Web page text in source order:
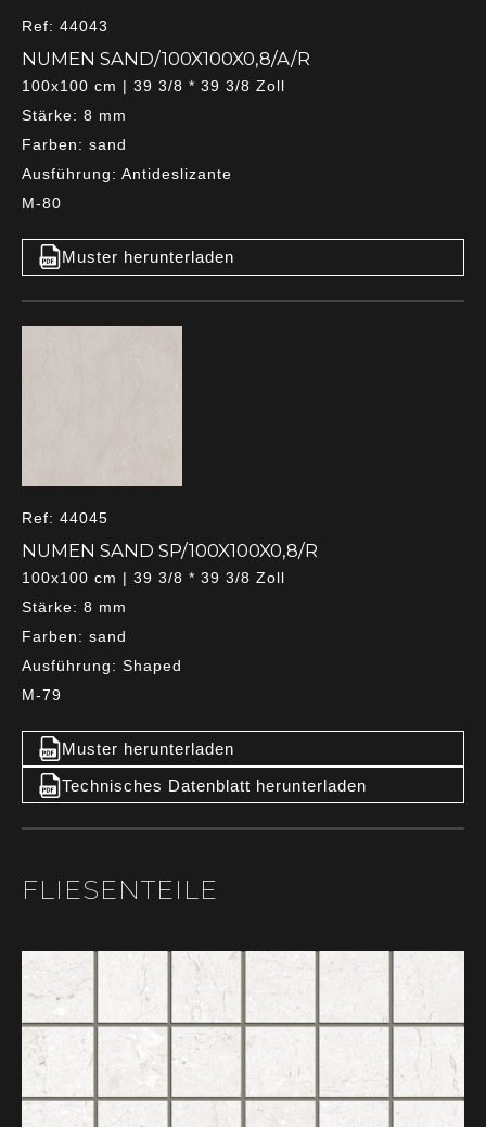
Ref: 44043
NUMEN SAND/100X100X0,8/A/R
100x100 cm | 39 3/8 * 39 3/8 Zoll
Stärke: 8 mm
Farben: sand
Ausführung: Antideslizante
M-80
Muster herunterladen
Ref: 44045
NUMEN SAND SP/100X100X0,8/R
100x100 cm | 39 3/8 * 39 3/8 Zoll
Stärke: 8 mm
Farben: sand
Ausführung: Shaped
M-79
Muster herunterladen
Technisches Datenblatt herunterladen
FLIESENTEILE